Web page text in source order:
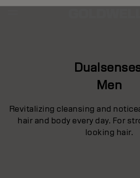
Men
Revitalizing cleansing and
hair and body every day. For
looking hair.